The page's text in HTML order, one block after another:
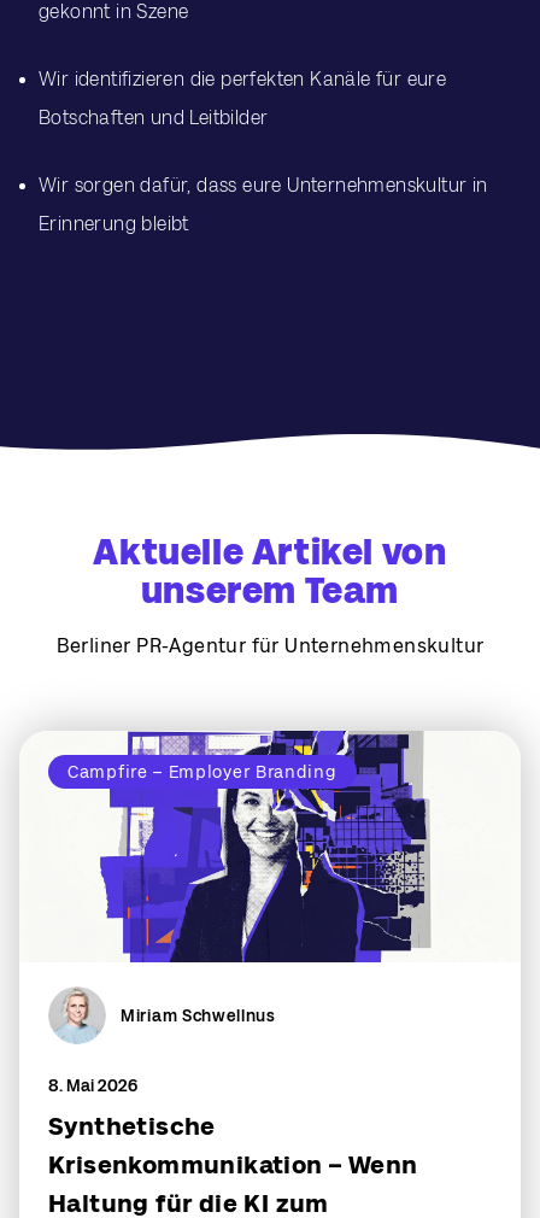
gekonnt in Szene
Wir identifizieren die perfekten Kanäle für eure
Botschaften und Leitbilder
Wir sorgen dafür, dass eure Unternehmenskultur in
Erinnerung bleibt
Aktuelle Artikel von
unserem Team
Berliner PR-Agentur für Unternehmenskultur
Campfire – Employer Branding
Miriam Schwellnus
8. Mai 2026
Synthetische
Krisenkommunikation – Wenn
Haltung für die KI zum